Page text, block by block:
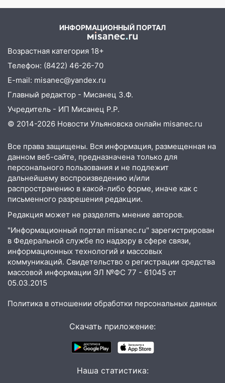
05.08.2026
Соцсети: на проспекте Тюленева
ДТП с мотоциклистом
20:22 Мошенники обманули 92-летнюю
жительницу Ульяновской области
19:14 Житель Ульяновской области
подвез троих незнакомцев на трассе и
заработал уголовное дело
18:14 Прогноз погоды на 6 августа в
18:00 Мотофристайл, рок и силовой
экстрим: в Ульяновске пройдет
большой фестиваль «Наше время»
17:30 Где есть бензин в Ульяновске 5
августа после рабочего дня: список АЗС
Ульяновске задержали 19-летнюю
сообщницу мошенников
16:12 Едва не перерезал горло: в
Вешкайме посиделки с судимым
знакомым закончились для женщины
перевернулась на мопеде и попала в
Ульяновец отдал более 14
миллионов рублей за криминальное
ИНФОРМАЦИОННЫЙ ПОРТАЛ
Возрастная категория 18+
Телефон: (8422) 46-26-70
E-mail: misanec@yandex.ru
Главный редактор - Мисанец З.Ф.
Учредитель - ИП Мисанец Р.Р.
© 2014-2026 Новости Ульяновска онлайн misanec.ru
Все права защищены. Вся информация, размещенная на
данном веб-сайте, предназначена только для
персонального пользования и не подлежит
дальнейшему воспроизведению и/или
распространению в какой-либо форме, иначе как с
письменного разрешения редакции.
Редакция может не разделять мнение авторов.
"Информационный портал misanec.ru" зарегистрирован
в Федеральной службе по надзору в сфере связи,
информационных технологий и массовых
коммуникаций. Свидетельство о регистрации средства
массовой информации ЭЛ №ФС 77 - 61045 от
05.03.2015
Политика в отношении обработки персональных данных
Скачать приложение:
Наша статистика: